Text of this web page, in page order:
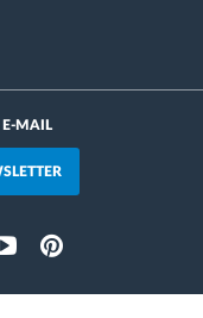
E-MAIL
Pinterest